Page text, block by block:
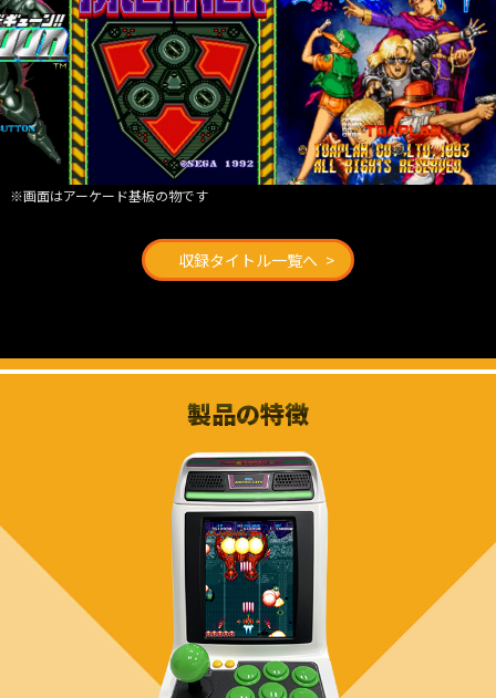
※画面はアーケード基板の物です
収録タイトル一覧へ
製品の特徴